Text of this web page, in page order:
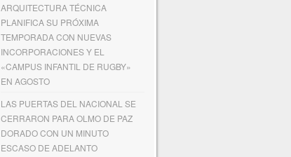
ARQUITECTURA TÉCNICA
PLANIFICA SU PRÓXIMA
TEMPORADA CON NUEVAS
INCORPORACIONES Y EL
«CAMPUS INFANTIL DE RUGBY»
EN AGOSTO
LAS PUERTAS DEL NACIONAL SE
CERRARON PARA OLMO DE PAZ
DORADO CON UN MINUTO
ESCASO DE ADELANTO